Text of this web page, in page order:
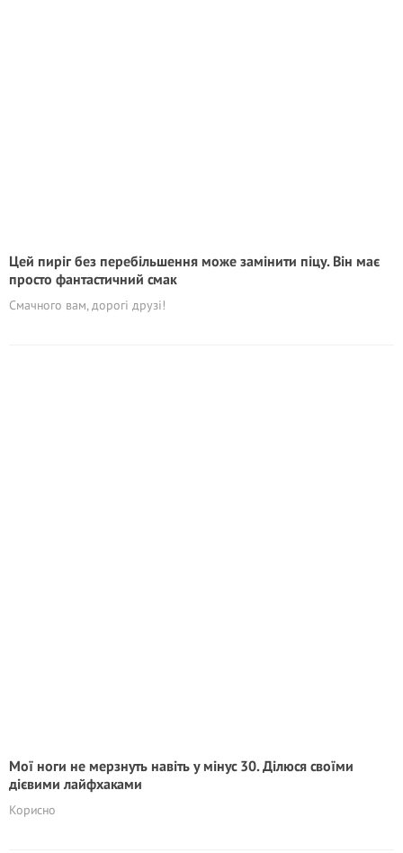
Цей пиріг без перебільшення може замінити піцу. Він має
просто фантастичний смак
Смачного вам, дорогі друзі!
Мої ноги не мерзнуть навіть у мінус 30. Ділюся своїми
дієвими лайфхаками
Корисно